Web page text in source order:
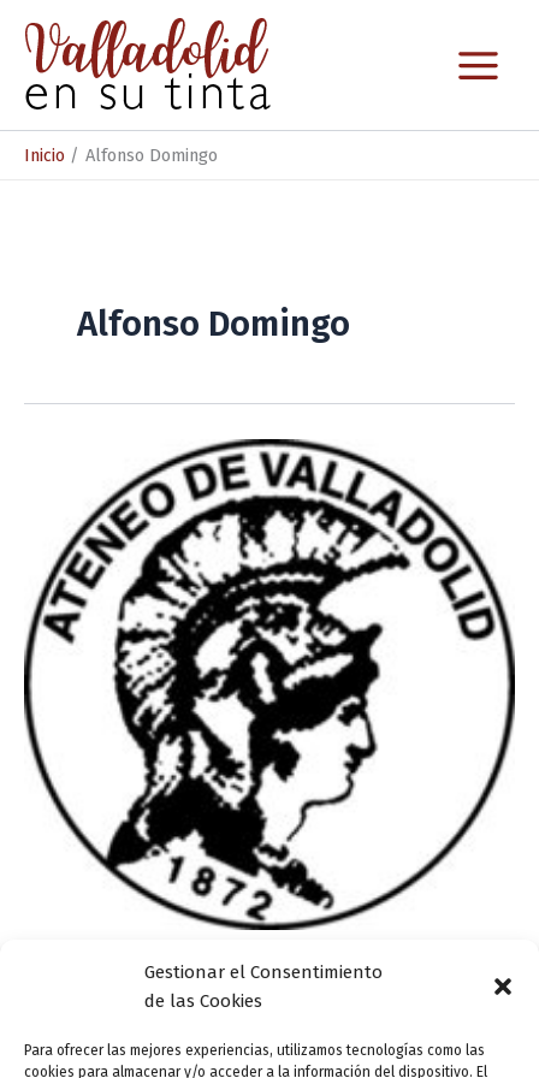
Gestionar el Consentimiento
de las Cookies
Para ofrecer las mejores experiencias, utilizamos tecnologías como las
cookies para almacenar y/o acceder a la información del dispositivo. El
contenido
Inicio Alfonso Domingo
Alfonso Domingo
Alfonso Domingo gana el 59º Premio Ateneo-
Ciudad de Valladolid con ‘El enigma de Tina’